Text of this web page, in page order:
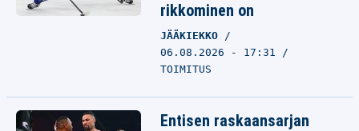
rikkominen on
JÄÄKIEKKO
06.08.2026 - 17:31
TOIMITUS
Entisen raskaansarjan